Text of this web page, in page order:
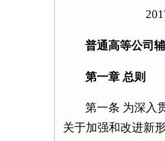
2017年
普通高等公司
第一章 总则
第一条 为深入
关于加强和改进新